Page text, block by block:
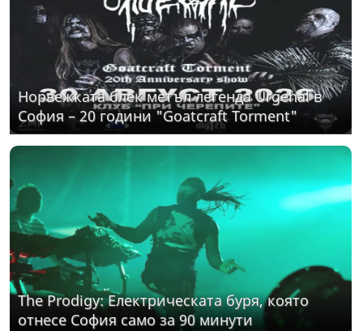
Норвежката блек метъл легенда Urgehal в
София – 20 години "Goatcraft Torment"
The Prodigy: Електрическата буря, която
отнесе София само за 90 минути